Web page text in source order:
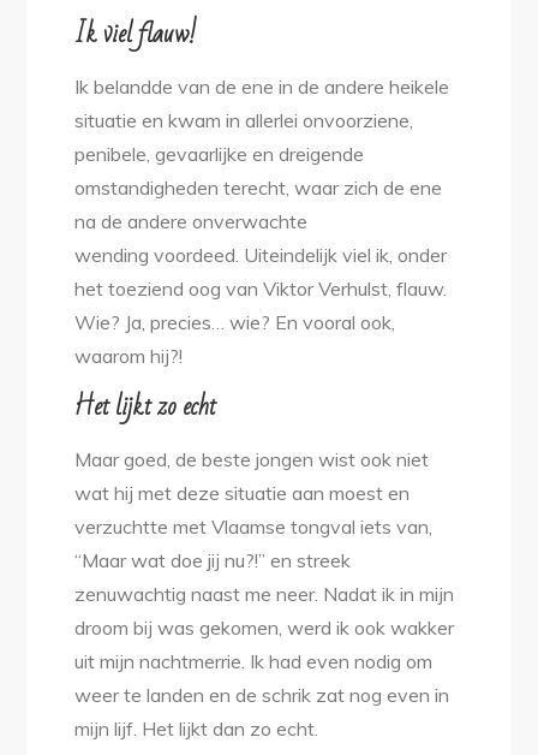
Ik viel flauw!
Ik belandde van de ene in de andere heikele
situatie en kwam in allerlei onvoorziene,
penibele, gevaarlijke en dreigende
omstandigheden terecht, waar zich de ene
na de andere onverwachte
wending voordeed. Uiteindelijk viel ik, onder
het toeziend oog van Viktor Verhulst, flauw.
Wie? Ja, precies… wie? En vooral ook,
waarom hij?!
Het lijkt zo echt
Maar goed, de beste jongen wist ook niet
wat hij met deze situatie aan moest en
verzuchtte met Vlaamse tongval iets van,
“Maar wat doe jij nu?!” en streek
zenuwachtig naast me neer. Nadat ik in mijn
droom bij was gekomen, werd ik ook wakker
uit mijn nachtmerrie. Ik had even nodig om
weer te landen en de schrik zat nog even in
mijn lijf. Het lijkt dan zo echt.